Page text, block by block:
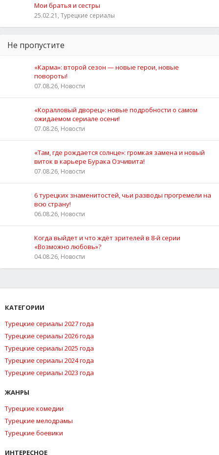
Мои братья и сестры
25.02.21, Турецкие сериалы
Не пропустите
«Карма»: второй сезон — новые герои, новые
повороты!
07.08.26, Новости
«Коралловый дворец»: новые подробности о самом
ожидаемом сериале осени!
07.08.26, Новости
«Там, где рождается солнце»: громкая замена и новый
виток в карьере Бурака Озчивита!
07.08.26, Новости
6 турецких знаменитостей, чьи разводы прогремели на
всю страну!
06.08.26, Новости
Когда выйдет и что ждёт зрителей в 8-й серии
«Возможно любовь»?
04.08.26, Новости
КАТЕГОРИИ
Турецкие сериалы 2027 года
Турецкие сериалы 2026 года
Турецкие сериалы 2025 года
Турецкие сериалы 2024 года
Турецкие сериалы 2023 года
ЖАНРЫ
Турецкие комедии
Турецкие мелодрамы
Турецкие боевики
ИНТЕРЕСНОЕ